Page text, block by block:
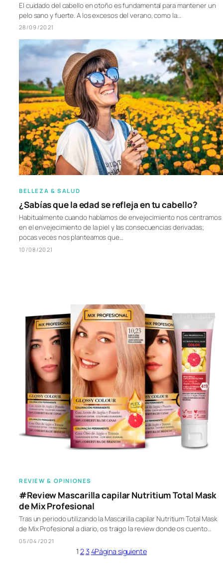
El cuidado del cabello en otoño es fundamental para mantener un
pelo sano y fuerte. A los excesos del verano, como la…
28/09/2021
BELLEZA & SALUD
¿Sabías que la edad se refleja en tu cabello?
Habitualmente cuando hablamos de envejecimiento nos centramos
en el envejecimiento de la piel y las consecuencias derivadas;
pocas veces nos planteamos que…
10/08/2021
REVIEW & OPINIONES
#Review Mascarilla capilar Nutritium Total Mask
de Mix Profesional
Tras un periodo utilizando la Mascarilla capilar Nutritium Total Mask
de Mix Profesional a diario, os traigo la review donde os cuento…
05/04/2021
1 23 4Página siguiente